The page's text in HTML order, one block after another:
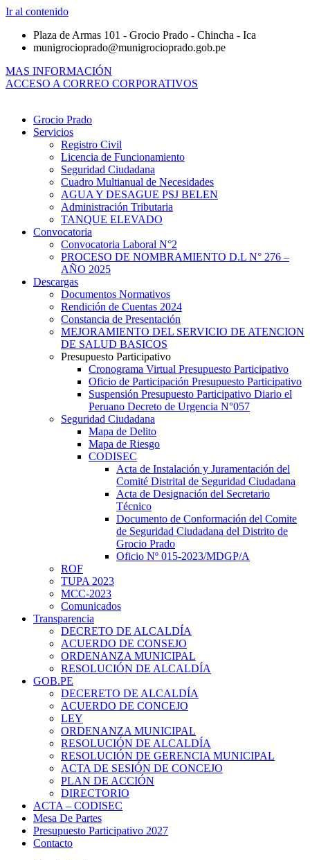
Ir al contenido
Plaza de Armas 101 - Grocio Prado - Chincha - Ica
munigrocioprado@munigrocioprado.gob.pe
MAS INFORMACIÓN
ACCESO A CORREO CORPORATIVOS
Grocio Prado
Servicios
Registro Civil
Licencia de Funcionamiento
Seguridad Ciudadana
Cuadro Multianual de Necesidades
AGUA Y DESAGUE PSJ BELEN
Administración Tributaria
TANQUE ELEVADO
Convocatoria
Convocatoria Laboral N°2
PROCESO DE NOMBRAMIENTO D.L N° 276 –
AÑO 2025
Descargas
Documentos Normativos
Rendición de Cuentas 2024
Constancia de Presentación
MEJORAMIENTO DEL SERVICIO DE ATENCION
DE SALUD BASICOS
Presupuesto Participativo
Cronograma Virtual Presupuesto Participativo
Oficio de Participación Presupuesto Participativo
Suspensión Presupuesto Participativo Diario el
Peruano Decreto de Urgencia N°057
Seguridad Ciudadana
Mapa de Delito
Mapa de Riesgo
CODISEC
Acta de Instalación y Juramentación del
Comité Distrital de Seguridad Ciudadana
Acta de Designación del Secretario
Técnico
Documento de Conformación del Comite
de Seguridad Ciudadana del Distrito de
Grocio Prado
Oficio Nº 015-2023/MDGP/A
ROF
TUPA 2023
MCC-2023
Comunicados
Transparencia
DECRETO DE ALCALDÍA
ACUERDO DE CONSEJO
ORDENANZA MUNICIPAL
RESOLUCIÓN DE ALCALDÍA
GOB.PE
DECERETO DE ALCALDÍA
ACUERDO DE CONCEJO
LEY
ORDENANZA MUNICIPAL
RESOLUCIÓN DE ALCALDÍA
RESOLUCIÓN DE GERENCIA MUNICIPAL
ACTA DE SESIÓN DE CONCEJO
PLAN DE ACCIÓN
DIRECTORIO
ACTA – CODISEC
Mesa De Partes
Presupuesto Participativo 2027
Contacto